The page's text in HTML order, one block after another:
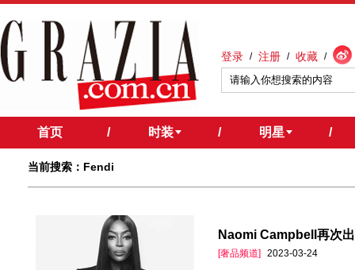
登录 / 注册 / 收藏 /
首页 / 时装 / 明星 /
当前搜索：Fendi
Naomi Campbell再次
[奢品频道] 2023-03-24